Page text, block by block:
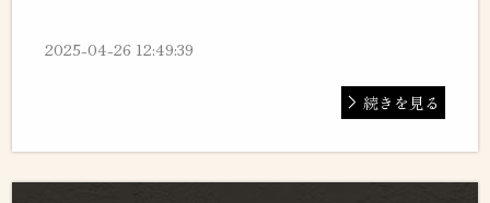
2025-04-26 12:49:39
続きを見る